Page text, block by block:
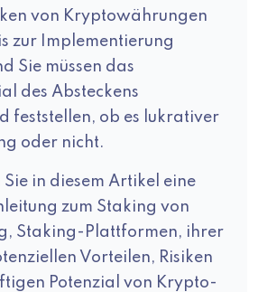
von Kryptowährungen
zur Implementierung
Sie müssen das
des Absteckens
feststellen, ob es lukrativer
oder nicht.
in diesem Artikel eine
zum Staking von
Staking-Plattformen, ihrer
Vorteilen, Risiken
Potenzial von Krypto-